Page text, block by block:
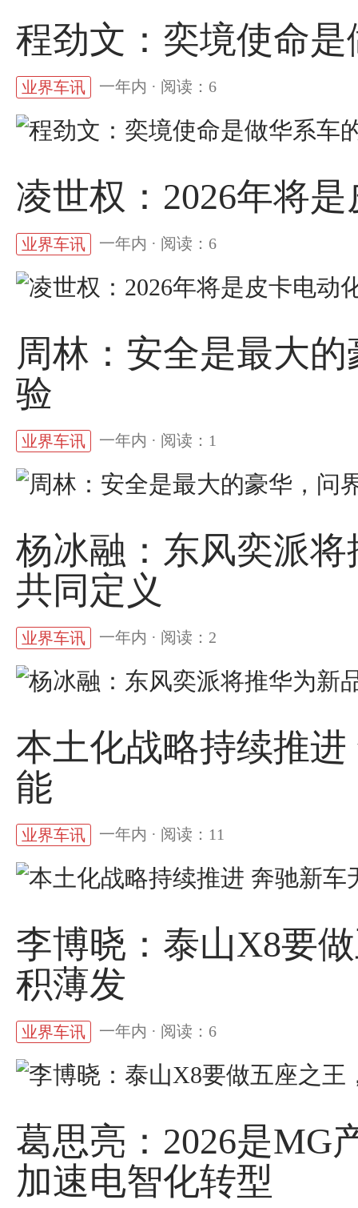
程劲文：奕境使命
业界车讯 一年内 · 阅读：6
凌世权：2026年将
业界车讯 一年内 · 阅读：6
周林：安全是最大
验
业界车讯 一年内 · 阅读：1
杨冰融：东风奕派
共同定义
业界车讯 一年内 · 阅读：2
本土化战略持续推
能
业界车讯 一年内 · 阅读：11
李博晓：泰山X8要
积薄发
业界车讯 一年内 · 阅读：6
葛思亮：2026是MG
加速电智化转型